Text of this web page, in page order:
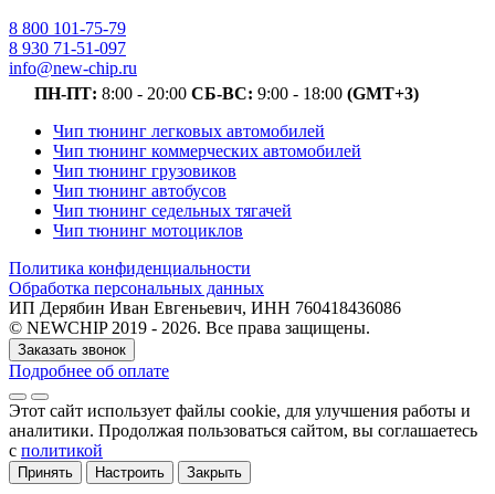
8 800 101-75-79
8 930 71-51-097
info@new-chip.ru
ПН-ПТ: 8:00 - 20:00 СБ-ВС: 9:00 - 18:00 (GMT+3)
Чип тюнинг легковых автомобилей
Чип тюнинг коммерческих автомобилей
Чип тюнинг грузовиков
Чип тюнинг автобусов
Чип тюнинг седельных тягачей
Чип тюнинг мотоциклов
Политика конфиденциальности
Обработка персональных данных
ИП Дерябин Иван Евгеньевич, ИНН 760418436086
© NEWCHIP 2019 - 2026. Все права защищены.
Заказать звонок
Подробнее об оплате
Этот сайт использует файлы cookie, для улучшения работы и
аналитики. Продолжая пользоваться сайтом, вы соглашаетесь
с политикой
Принять Настроить Закрыть